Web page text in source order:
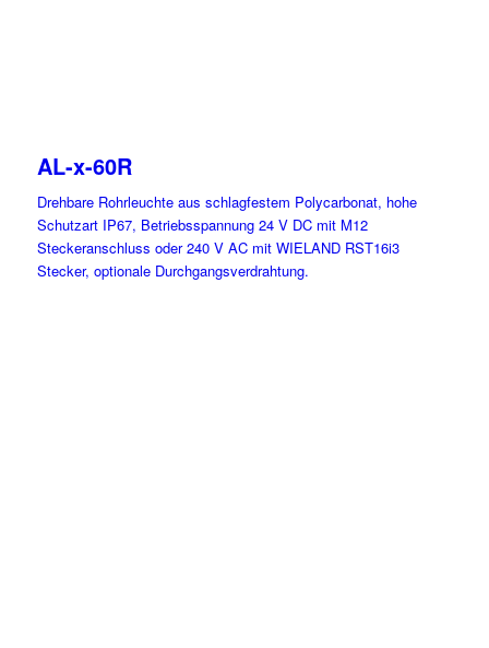
AL-x-60R
Drehbare Rohrleuchte aus schlagfestem Polycarbonat, hohe
Schutzart IP67, Betriebsspannung 24 V DC mit M12
Steckeranschluss oder 240 V AC mit WIELAND RST16i3
Stecker, optionale Durchgangsverdrahtung.